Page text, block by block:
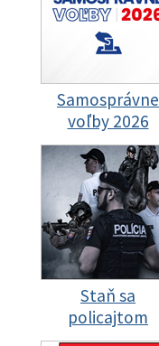
Samosprávne
voľby 2026
Staň sa
policajtom